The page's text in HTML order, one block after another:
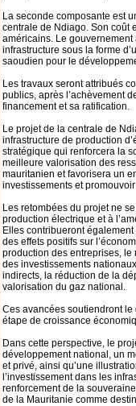
La seconde composante est
centrale de Ndiago. Son coût
américains. Le gouvernement
infrastructure sous la forme
saoudien pour le
Les travaux seront attribués
publics, après l’achèvement
financement et sa ratification.
Le projet de la centrale de
infrastructure de production
stratégique qui renforcera la
meilleure valorisation des
mauritanien et favorisera un
investissements et
Les retombées du projet ne
production électrique et à
Elles contribueront
des effets positifs sur
production des entreprises, le
des investissements
indirects, la réduction de la
valorisation du gaz national.
Ces avancées soutiendront
étape de croissance
Dans cette perspective, le
développement national, un
et privé, ainsi qu’une
l’investissement dans les
renforcement de la
de la Mauritanie comme